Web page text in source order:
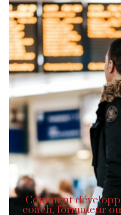
Comment
coach, formateur